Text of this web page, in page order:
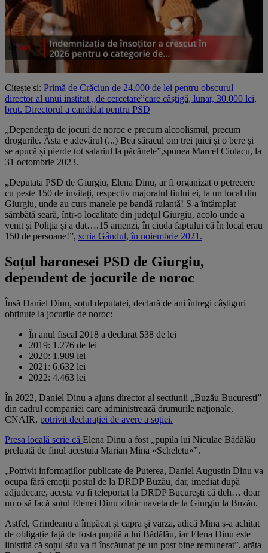
Citește și: Primă de Crăciun de 24.000 de lei pentru obscurul
director al unui institut „de cercetare”care câștigă, lunar, 30.000 lei,
brut. Directorul a candidat pentru PSD
„Dependența de jocuri de noroc e precum alcoolismul, precum
drogurile. Ăsta e adevărul (...) Bea săracul om trei țuici și o bere și
se apucă și pierde tot salariul la păcănele”,spunea Marcel Ciolacu, la
31 octombrie 2023.
„Deputata PSD de Giurgiu, Elena Dinu, ar fi organizat o petrecere
cu peste 150 de invitați, respectiv majoratul fiului ei, la un local din
Giurgiu, unde au curs manele pe bandă rulantă! S-a întâmplat
sâmbătă seară, într-o localitate din județul Giurgiu, acolo unde a
venit și Poliția și a dat….15 amenzi, în ciuda faptului că în local erau
150 de persoane!”, scria Gândul, în noiembrie 2021.
Soțul baronesei PSD de Giurgiu,
dependent de jocurile de noroc
Însă Daniel Dinu, soțul deputatei, declară de ani întregi câștiguri
obținute la jocurile de noroc:
În anul fiscal 2018 a declarat 538 de lei
2019: 1.276 de lei
2020: 1.989 lei
2021: 6.632 lei
2022: 4.463 lei
În 2022, Daniel Dinu a ajuns director al secțiunii „Buzău București”
din cadrul companiei care administrează drumurile naționale,
CNAIR, potrivit declarației de avere a soției.
Presa locală scrie că Elena Dinu a fost „pupila lui Niculae Bădălău
preluată de finul acestuia Marian Mina «Scheletu»”.
„Potrivit informațiilor publicate de Puterea, Daniel Augustin Dinu va
ocupa fără emoții postul de la DRDP Buzău, dar, imediat după
adjudecare, acesta va fi teleportat la DRDP București că deh… doar
nu o să facă soțul Elenei Dinu zilnic naveta de la Giurgiu la Buzău.
Astfel, Grindeanu a împăcat și capra și varza, adică Mina s-a achitat
de obligație față de fosta pupilă a lui Bădălău, iar Elena Dinu este
liniștită că soțul său va fi înscăunat pe un post bine remunerat”, arăta